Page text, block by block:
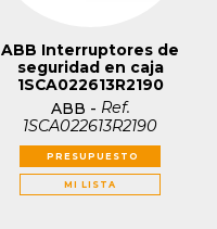
ABB Interruptores de
seguridad en caja
1SCA022613R2190
ABB - Ref.
1SCA022613R2190
PRESUPUESTO
MI LISTA